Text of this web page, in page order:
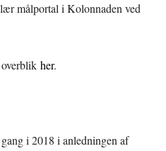
målportal i Kolonnaden ved
her.
i 2018 i anledningen af